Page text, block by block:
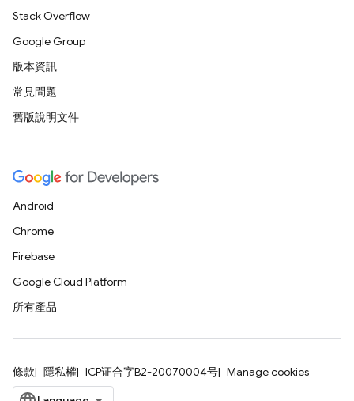
Stack Overflow
Google Group
版本資訊
常見問題
舊版說明文件
Android
Chrome
Firebase
Google Cloud Platform
所有產品
條款 隱私權 ICP证合字B2-20070004号 Manage cookies